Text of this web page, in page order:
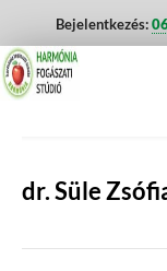
Bejelentkezés:
dr. Süle